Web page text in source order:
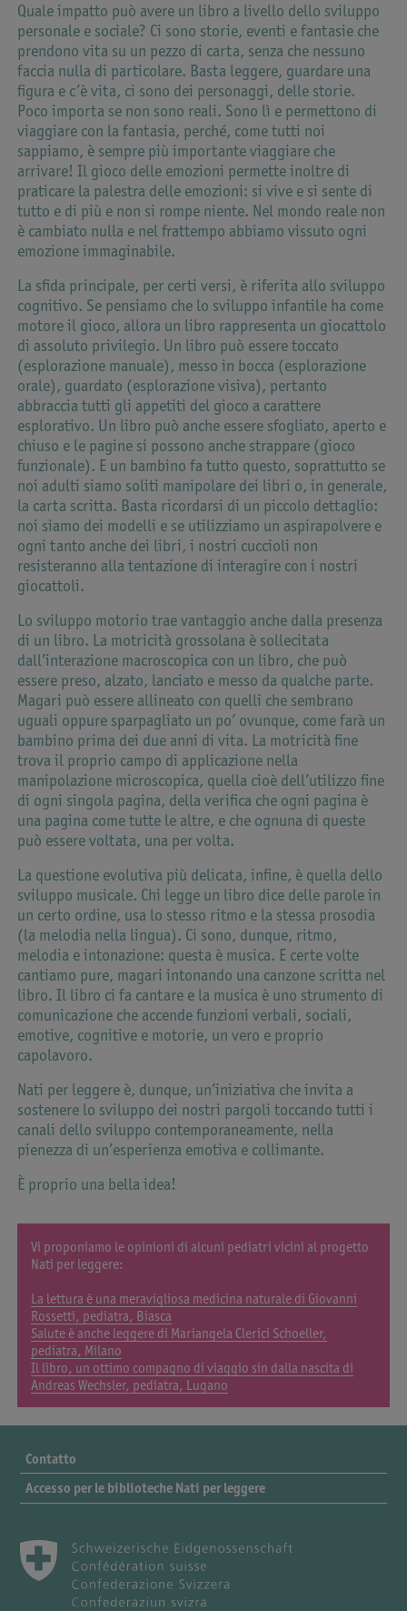
Quale impatto può avere un libro a livello dello sviluppo
personale e sociale? Ci sono storie, eventi e fantasie che
prendono vita su un pezzo di carta, senza che nessuno
faccia nulla di particolare. Basta leggere, guardare una
figura e c’è vita, ci sono dei personaggi, delle storie.
Poco importa se non sono reali. Sono lì e permettono di
viaggiare con la fantasia, perché, come tutti noi
sappiamo, è sempre più importante viaggiare che
arrivare! Il gioco delle emozioni permette inoltre di
praticare la palestra delle emozioni: si vive e si sente di
tutto e di più e non si rompe niente. Nel mondo reale non
è cambiato nulla e nel frattempo abbiamo vissuto ogni
emozione immaginabile.
La sfida principale, per certi versi, è riferita allo sviluppo
cognitivo. Se pensiamo che lo sviluppo infantile ha come
motore il gioco, allora un libro rappresenta un giocattolo
di assoluto privilegio. Un libro può essere toccato
(esplorazione manuale), messo in bocca (esplorazione
orale), guardato (esplorazione visiva), pertanto
abbraccia tutti gli appetiti del gioco a carattere
esplorativo. Un libro può anche essere sfogliato, aperto e
chiuso e le pagine si possono anche strappare (gioco
funzionale). E un bambino fa tutto questo, soprattutto se
noi adulti siamo soliti manipolare dei libri o, in generale,
la carta scritta. Basta ricordarsi di un piccolo dettaglio:
noi siamo dei modelli e se utilizziamo un aspirapolvere e
ogni tanto anche dei libri, i nostri cuccioli non
resisteranno alla tentazione di interagire con i nostri
giocattoli.
Lo sviluppo motorio trae vantaggio anche dalla presenza
di un libro. La motricità grossolana è sollecitata
dall’interazione macroscopica con un libro, che può
essere preso, alzato, lanciato e messo da qualche parte.
Magari può essere allineato con quelli che sembrano
uguali oppure sparpagliato un po’ ovunque, come farà un
bambino prima dei due anni di vita. La motricità fine
trova il proprio campo di applicazione nella
manipolazione microscopica, quella cioè dell’utilizzo fine
di ogni singola pagina, della verifica che ogni pagina è
una pagina come tutte le altre, e che ognuna di queste
può essere voltata, una per volta.
La questione evolutiva più delicata, infine, è quella dello
sviluppo musicale. Chi legge un libro dice delle parole in
un certo ordine, usa lo stesso ritmo e la stessa prosodia
(la melodia nella lingua). Ci sono, dunque, ritmo,
melodia e intonazione: questa è musica. E certe volte
cantiamo pure, magari intonando una canzone scritta nel
libro. Il libro ci fa cantare e la musica è uno strumento di
comunicazione che accende funzioni verbali, sociali,
emotive, cognitive e motorie, un vero e proprio
capolavoro.
Nati per leggere è, dunque, un’iniziativa che invita a
sostenere lo sviluppo dei nostri pargoli toccando tutti i
canali dello sviluppo contemporaneamente, nella
pienezza di un’esperienza emotiva e collimante.
È proprio una bella idea!
Vi proponiamo le opinioni di alcuni pediatri vicini al progetto
Nati per leggere:
La lettura è una meravigliosa medicina naturale di Giovanni
Rossetti, pediatra, Biasca
Salute è anche leggere di Mariangela Clerici Schoeller,
pediatra, Milano
Il libro, un ottimo compagno di viaggio sin dalla nascita di
Andreas Wechsler, pediatra, Lugano
Contatto
Accesso per le biblioteche Nati per leggere